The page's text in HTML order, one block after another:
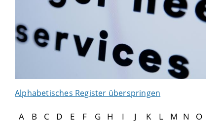
Alphabetisches Register überspringen
A B C D E F G H I J K L M N
O